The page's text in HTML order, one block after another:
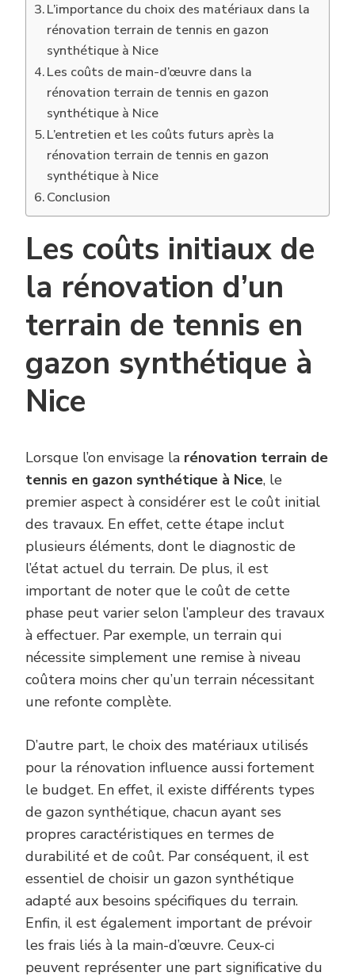
L’importance du choix des matériaux dans la
rénovation terrain de tennis en gazon
synthétique à Nice
Les coûts de main-d’œuvre dans la
rénovation terrain de tennis en gazon
synthétique à Nice
L’entretien et les coûts futurs après la
rénovation terrain de tennis en gazon
synthétique à Nice
Conclusion
Les coûts initiaux de
la rénovation d’un
terrain de tennis en
gazon synthétique à
Nice
Lorsque l’on envisage la rénovation terrain de
tennis en gazon synthétique à Nice, le
premier aspect à considérer est le coût initial
des travaux. En effet, cette étape inclut
plusieurs éléments, dont le diagnostic de
l’état actuel du terrain. De plus, il est
important de noter que le coût de cette
phase peut varier selon l’ampleur des travaux
à effectuer. Par exemple, un terrain qui
nécessite simplement une remise à niveau
coûtera moins cher qu’un terrain nécessitant
une refonte complète.
D’autre part, le choix des matériaux utilisés
pour la rénovation influence aussi fortement
le budget. En effet, il existe différents types
de gazon synthétique, chacun ayant ses
propres caractéristiques en termes de
durabilité et de coût. Par conséquent, il est
essentiel de choisir un gazon synthétique
adapté aux besoins spécifiques du terrain.
Enfin, il est également important de prévoir
les frais liés à la main-d’œuvre. Ceux-ci
peuvent représenter une part significative du